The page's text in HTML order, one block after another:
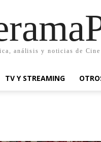
análisis y noticias de Cine
TV Y STREAMING